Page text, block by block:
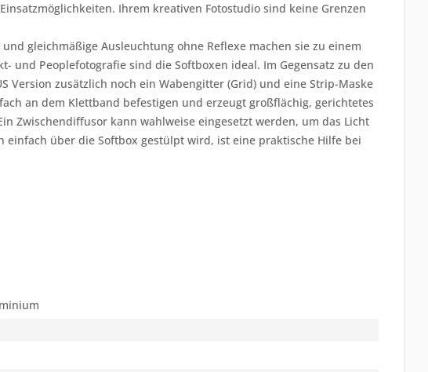
Ihrem kreativen Fotostudio sind keine Grenzen
gleichmäßige Ausleuchtung ohne Reflexe machen sie zu einem
und Peoplefotografie sind die Softboxen ideal. Im Gegensatz zu den
Version zusätzlich noch ein Wabengitter (Grid) und eine Strip-Maske
an dem Klettband befestigen und erzeugt großflächig, gerichtetes
Zwischendiffusor kann wahlweise eingesetzt werden, um das Licht
über die Softbox gestülpt wird, ist eine praktische Hilfe bei